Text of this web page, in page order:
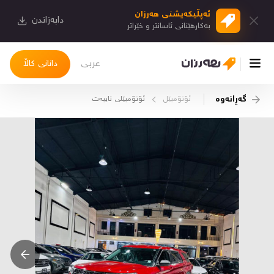
ئەپڵیكەیشنی هەرزان
بەكارهێنانی ئاسانتر و خێراتر دابەزاندن
دانانی کاڵا عربی
کاڵاکانم
دیاریکراوەکانم
دوا بینراوەکان
چات
گەڕانەوە ئۆتۆمبێل ئۆتۆمبێلی تایبه‌ت